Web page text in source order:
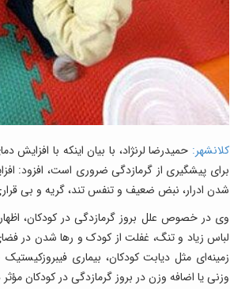
کلانشهر: حمیدرضا لرنژاد، با بیان اینکه با
برای پیشگیری از گرمازدگی ضروری است، افزود:
شدن ادرار، نبض ضعیف و تنفس تند، گریه و بی
وی در خصوص علل بروز گرمازدگی در کودکان،
لباس زیاد و تنگ، غفلت از کودک و رها شدن در
وزنی یا اضافه وزن در بروز گرمازدگی در کودکان